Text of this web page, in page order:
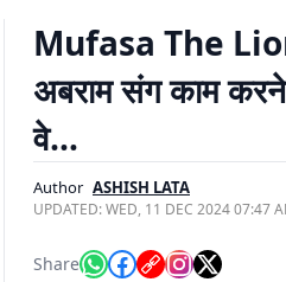
Mufasa The
अबराम संग काम करने
वे…
Author ASHISH LATA
UPDATED:WED, 11 DEC 2024 07:47
Share